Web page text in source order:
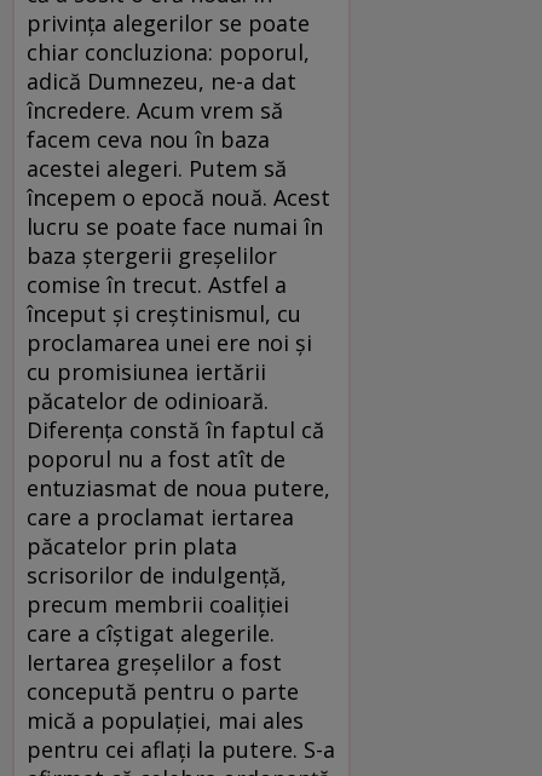
privința alegerilor se poate
chiar concluziona: poporul,
adică Dumnezeu, ne-a dat
încredere. Acum vrem să
facem ceva nou în baza
acestei alegeri. Putem să
începem o epocă nouă. Acest
lucru se poate face numai în
baza ștergerii greșelilor
comise în trecut. Astfel a
început și creștinismul, cu
proclamarea unei ere noi și
cu promisiunea iertării
păcatelor de odinioară.
Diferența constă în faptul că
poporul nu a fost atît de
entuziasmat de noua putere,
care a proclamat iertarea
păcatelor prin plata
scrisorilor de indulgență,
precum membrii coaliției
care a cîștigat alegerile.
Iertarea greșelilor a fost
concepută pentru o parte
mică a populației, mai ales
pentru cei aflați la putere. S-a